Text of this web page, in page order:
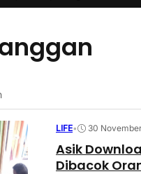
LIFE• 30
Asik
Dibacok